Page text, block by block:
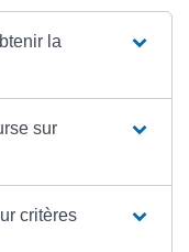
la
sur
critères